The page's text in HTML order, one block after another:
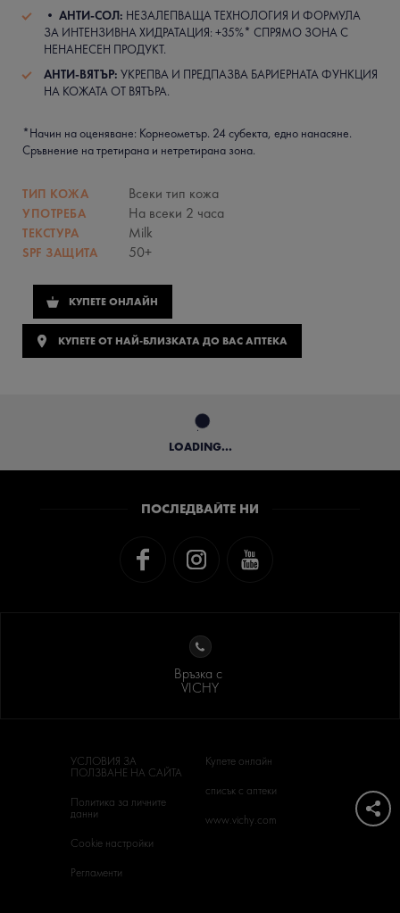
• АНТИ-СОЛ: НЕЗАЛЕПВАЩА ТЕХНОЛОГИЯ И ФОРМУЛА
ЗА ИНТЕНЗИВНА ХИДРАТАЦИЯ: +35%* СПРЯМО ЗОНА С
НЕНАНЕСЕН ПРОДУКТ.
АНТИ-ВЯТЪР: УКРЕПВА И ПРЕДПАЗВА БАРИЕРНАТА ФУНКЦИЯ
НА КОЖАТА ОТ ВЯТЪРА.
*Начин на оценяване: Корнеометър. 24 субекта, едно нанасяне.
Сръвнение на третирана и нетретирана зона.
ТИП КОЖА Всеки тип кожа
УПОТРЕБА На всеки 2 часа
ТЕКСТУРА Milk
SPF ЗАЩИТА 50+
КУПЕТЕ ОНЛАЙН
КУПЕТЕ ОТ НАЙ-БЛИЗКАТА ДО ВАС АПТЕКА
LOADING...
ПОСЛЕДВАЙТЕ НИ
Връзка с
VICHY
УСЛОВИЯ ЗА
ПОЛЗВАНЕ НА САЙТА
Политика за личните
данни
Cookie настройки
Регламенти
Купете онлайн
списък с аптеки
www.vichy.com